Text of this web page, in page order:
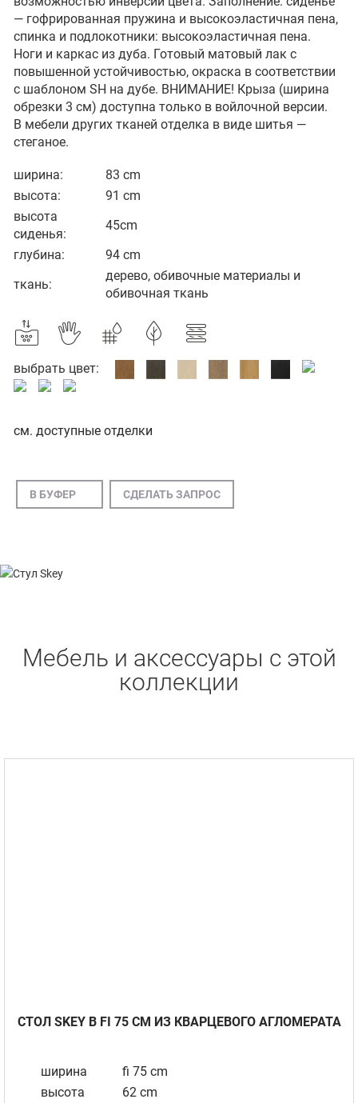
— гофрированная пружина и высокоэластичная пена,
спинка и подлокотники: высокоэластичная пена.
Ноги и каркас из дуба. Готовый матовый лак с
повышенной устойчивостью, окраска в соответствии
с шаблоном SH на дубе. ВНИМАНИЕ! Крыза (ширина
обрезки 3 см) доступна только в войлочной версии.
В мебели других тканей отделка в виде шитья —
стеганое.
ширина:
83 cm
высота:
91 cm
высота
сиденья:
45cm
глубина:
94 cm
ткань:
дерево, обивочные материалы и
обивочная ткань
выбрать цвет:
см. доступные отделки
В БУФЕР СДЕЛАТЬ ЗАПРОС
Mебель и аксессуары с этой
коллекции
СТОЛ SKEY B FI 75 СМ ИЗ КВАРЦЕВОГО АГЛОМЕРАТА
ширина
fi 75 cm
высота
62 cm